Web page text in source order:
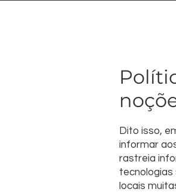
Dito isso,
informar
rastreia
tecnologias
locais